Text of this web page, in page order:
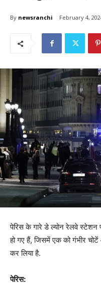
By newsranchi February 4,
पेरिस के गारे डे ल्योन रेलवे स्टेशन
हो गए हैं, जिसमें एक को गंभीर
कर लिया है.
पेरिस: